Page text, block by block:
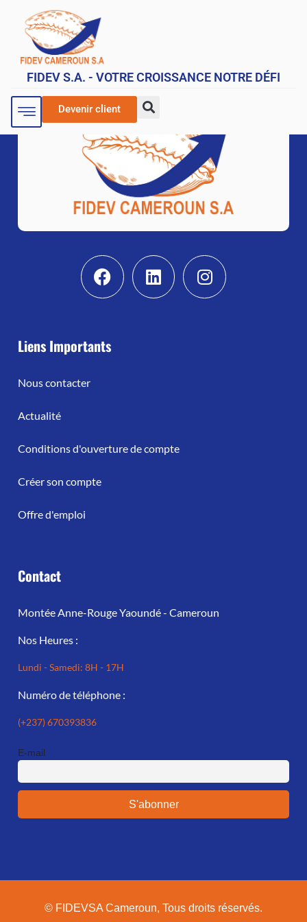
FIDEV S.A. - VOTRE CROISSANCE NOTRE DÉFI
Devenir client
Liens Importants
Nous contacter
Actualité
Conditions d'ouverture de compte
Créer son compte
Offre d'emploi
Contact
Montée Anne-Rouge Yaoundé - Cameroun
Nos Heures :
Lundi - Samedi: 8H - 17H
Numéro de téléphone :
(+237) 670393836
E-mail
© FIDEVSA Cameroun, Tous droits réservés.